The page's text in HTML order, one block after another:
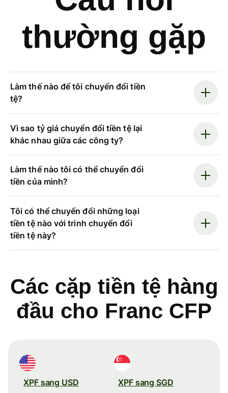
thường gặp
Làm thế nào để tôi chuyển đổi tiền
tệ?
Vì sao tỷ giá chuyển đổi tiền tệ lại
khác nhau giữa các công ty?
Làm thế nào tôi có thể chuyển đổi
tiền của mình?
Tôi có thể chuyển đổi những loại
tiền tệ nào với trình chuyển đổi
tiền tệ này?
Các cặp tiền tệ hàng
đầu cho Franc CFP
XPF sang USD XPF sang SGD